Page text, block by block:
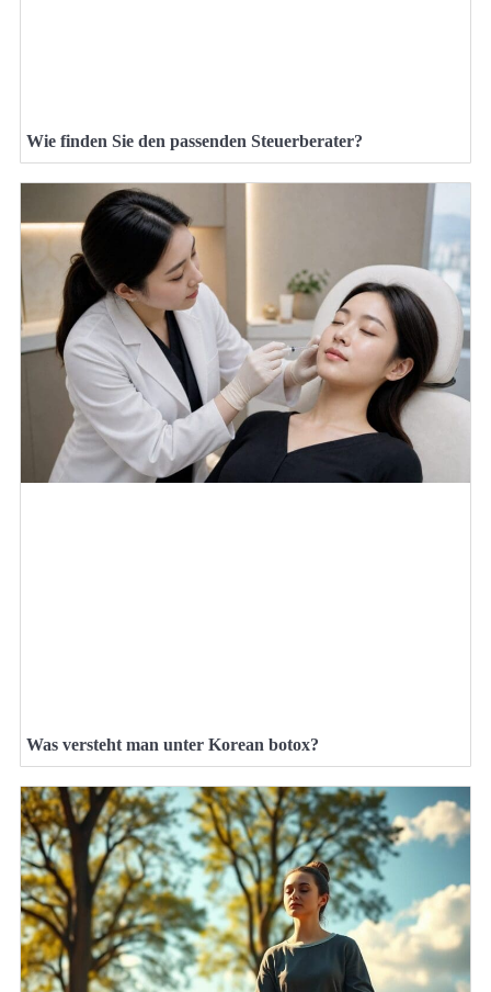
Wie finden Sie den passenden Steuerberater?
Was versteht man unter Korean botox?